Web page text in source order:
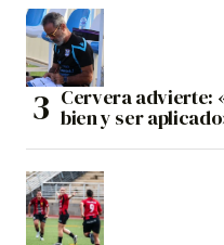
Cervera advierte:
bien y ser